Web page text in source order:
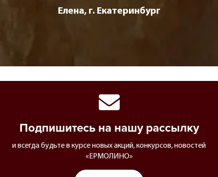
Елена, г. Екатеринбург
Подпишитесь на нашу рассылку
и всегда будьте в курсе новых акций, конкурсов, новостей
«ЕРМОЛИНО»